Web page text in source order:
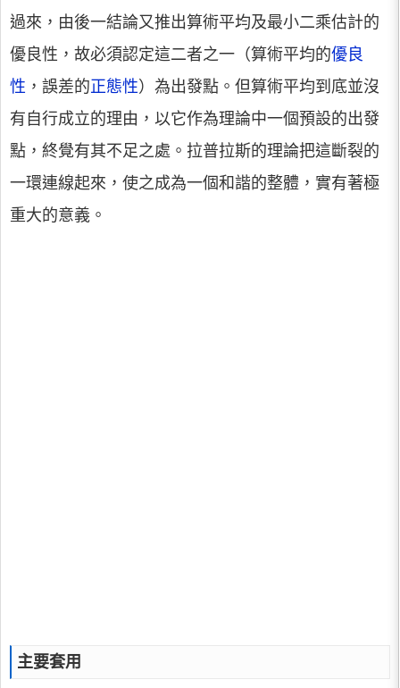
過來，由後一結論又推出算術平均及最小二乘估計的
優良性，故必須認定這二者之一（算術平均的優良
性 ，誤差的正態性）為出發點。但算術平均到底並沒
有自行成立的理由，以它作為理論中一個預設的出發
點，終覺有其不足之處。拉普拉斯的理論把這斷裂的
一環連線起來，使之成為一個和諧的整體，實有著極
重大的意義。
主要套用